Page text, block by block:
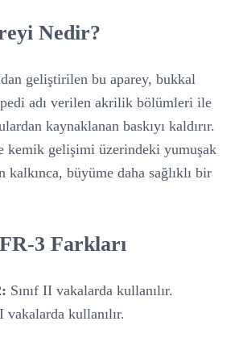
Nedir?
geliştirilen bu aparey, bukkal
adı verilen akrilik bölümleri ile
kaynaklanan baskıyı kaldırır.
kemik gelişimi üzerindeki yumuşak
kalkınca, büyüme daha sağlıklı bir
3 Farkları
Sınıf II vakalarda kullanılır.
vakalarda kullanılır.